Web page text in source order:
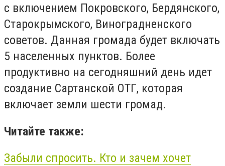
с включением Покровского, Бердянского,
Старокрымского, Виноградненского
советов. Данная громада будет включать
5 населенных пунктов. Более
продуктивно на сегодняшний день идет
создание Сартанской ОТГ, которая
включает земли шести громад.
Читайте также:
Забыли спросить. Кто и зачем хочет